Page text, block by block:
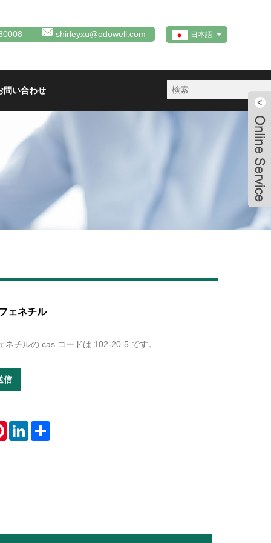
日本語
shirleyxu@odowell.com
問い合わせ
ェネチル
ネチルの cas コードは 102-20-5 です。
信
PinterestLinkedInShare